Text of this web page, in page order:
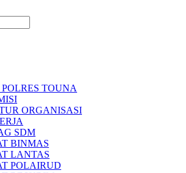
TOUNA
ORGANISASI
SDM
BINMAS
LANTAS
POLAIRUD